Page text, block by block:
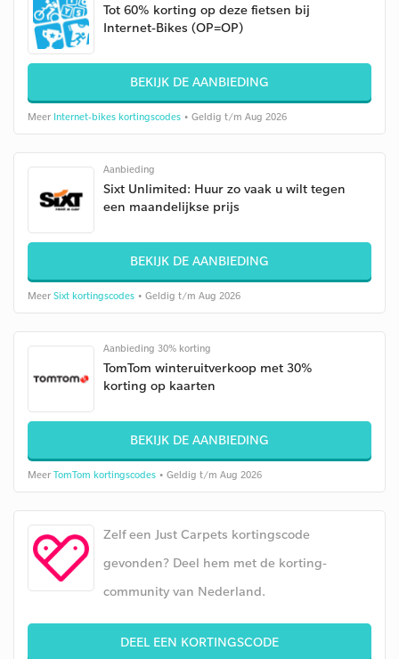
Tot 60% korting op deze fietsen bij
Internet-Bikes (OP=OP)
BEKIJK DE AANBIEDING
Meer Internet-bikes kortingscodes • Geldig t/m Aug 2026
Aanbieding
Sixt Unlimited: Huur zo vaak u wilt tegen
een maandelijkse prijs
BEKIJK DE AANBIEDING
Meer Sixt kortingscodes • Geldig t/m Aug 2026
Aanbieding 30% korting
TomTom winteruitverkoop met 30%
korting op kaarten
BEKIJK DE AANBIEDING
Meer TomTom kortingscodes • Geldig t/m Aug 2026
Zelf een Just Carpets kortingscode
gevonden? Deel hem met de korting-
community van Nederland.
DEEL EEN KORTINGSCODE